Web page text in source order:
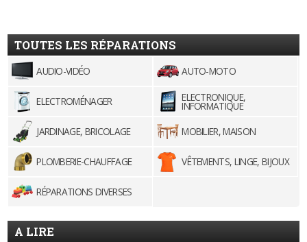
TOUTES LES RÉPARATIONS
AUDIO-VIDÉO AUTO-MOTO
ELECTROMÉNAGER ELECTRONIQUE,
INFORMATIQUE
JARDINAGE, BRICOLAGE
MOBILIER, MAISON
PLOMBERIE-CHAUFFAGE VÊTEMENTS, LINGE, BIJOUX
RÉPARATIONS DIVERSES
A LIRE